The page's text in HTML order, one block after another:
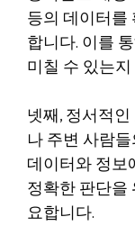
등의 데이터를
합니다. 이를
미칠 수 있는
넷째, 정서적
나 주변 사람
데이터와 정보
정확한 판단을
요합니다.